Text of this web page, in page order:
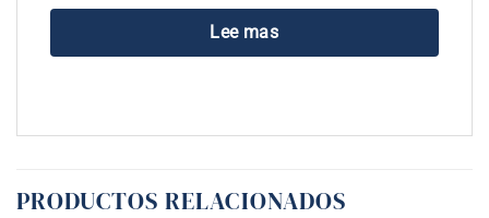
Lee mas
PRODUCTOS RELACIONADOS